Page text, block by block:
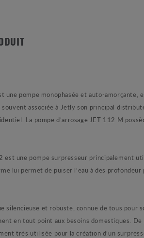
pompe monophasée et auto-amorçante,
souvent associée à Jetly son principal
La pompe d’arrosage JET 112 M
pompe surpresseur principalement
lui permet de puiser l’eau à des
et robuste, connue de tous pour
en tout point aux besoins domestiques.
très utilisée pour la création d’un